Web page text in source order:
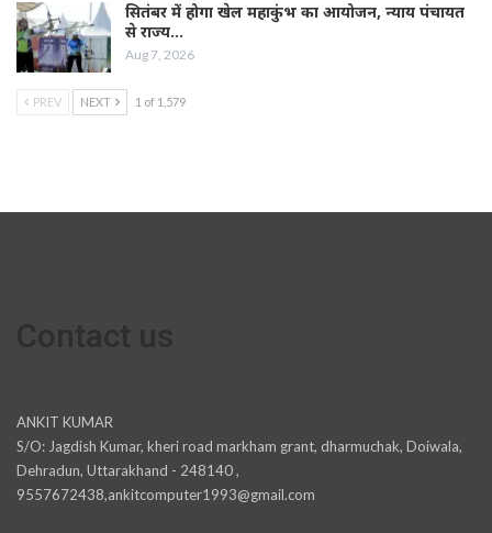
सितंबर में होगा खेल महाकुंभ का आयोजन, न्याय पंचायत
से राज्य…
Aug 7, 2026
PREV NEXT 1 of 1,579
ANKIT KUMAR
S/O: Jagdish Kumar, kheri road markham grant, dharmuchak, Doiwala,
Dehradun, Uttarakhand - 248140 ,
9557672438,ankitcomputer1993@gmail.com